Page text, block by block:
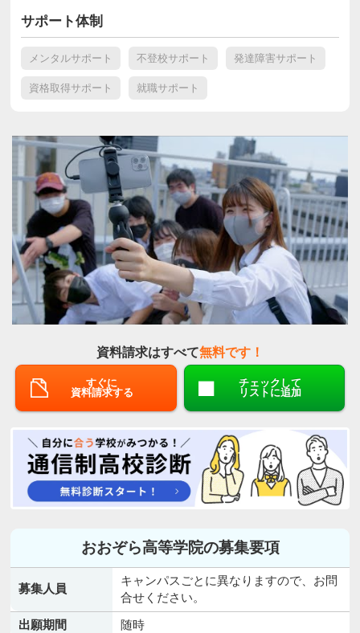
サポート体制
メンタルサポート 不登校サポート 発達障害サポート
資格取得サポート 就職サポート
資料請求はすべて無料です！
すぐに
資料請求する
チェックして
リストに追加
おおぞら高等学院の募集要項
募集人員
キャンパスごとに異なりますので、お問
合せください。
出願期間
随時